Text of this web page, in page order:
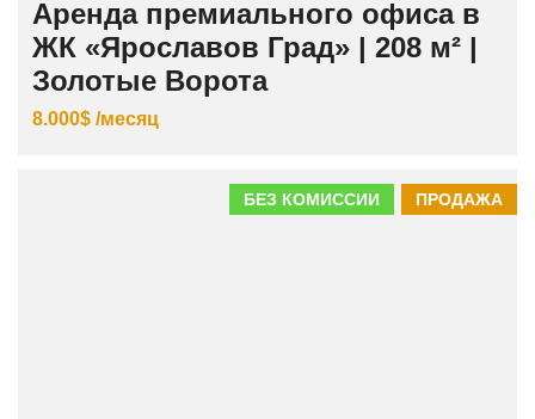
Аренда премиального офиса в
ЖК «Ярославов Град» | 208 м² |
Золотые Ворота
8.000$ /месяц
ПРОДАЖА
БЕЗ КОМИССИИ